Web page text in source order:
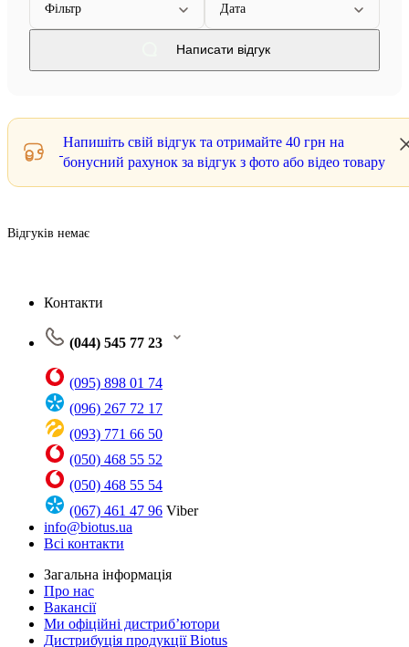
Фільтр Дата
Написати відгук
Напишіть свій відгук та отримайте 40 грн на
бонусний рахунок за відгук з фото або відео товару
Відгуків немає
Контакти
(044) 545 77 23
(095) 898 01 74
(096) 267 72 17
(093) 771 66 50
(050) 468 55 52
(050) 468 55 54
(067) 461 47 96 Viber
info@biotus.ua
Всі контакти
Загальна інформація
Про нас
Вакансії
Ми офіційні дистриб’ютори
Дистрибуція продукції Biotus